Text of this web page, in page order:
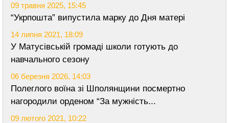
09 травня 2025, 15:45
“Укрпошта” випустила марку до Дня матері
14 липня 2021, 18:09
У Матусівській громаді школи готують до
навчального сезону
06 березня 2026, 14:03
Полеглого воїна зі Шполянщини посмертно
нагородили орденом “За мужність...
09 лютого 2021, 10:22